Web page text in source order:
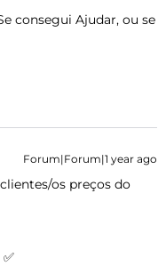
consegui Ajudar, ou se
Forum|Forum|1 year ago
os preços do